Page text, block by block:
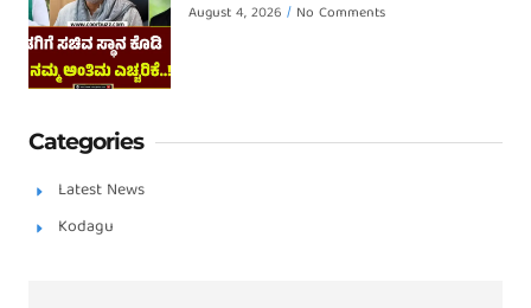
August 4, 2026 No Comments
Categories
Latest News
Kodagu